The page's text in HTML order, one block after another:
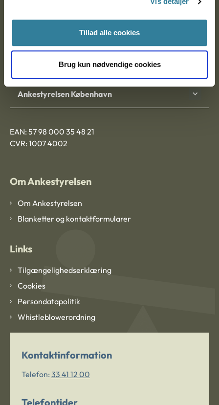
Tillad alle cookies
Brug kun nødvendige cookies
Ankestyrelsen Aalborg
Ankestyrelsen København
EAN: 57 98 000 35 48 21
CVR: 1007 4002
Om Ankestyrelsen
Om Ankestyrelsen
Blanketter og kontaktformularer
Links
Tilgængelighedserklæring
Cookies
Persondatapolitik
Whistleblowerordning
Kontaktinformation
Telefon: 33 41 12 00
Telefontider